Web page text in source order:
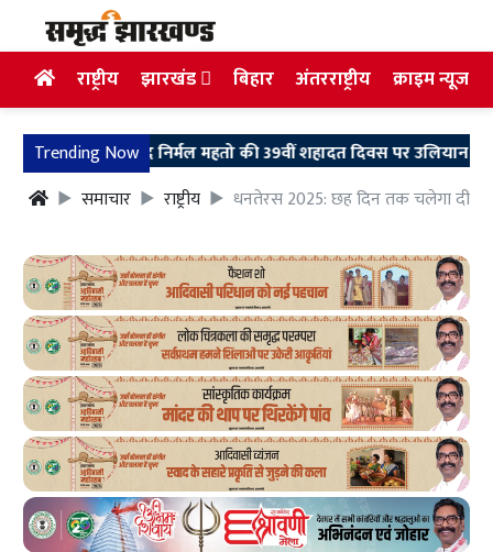
राष्ट्रीय झारखंड बिहार अंतरराष्ट्रीय क्राइम न्यूज
Trending Now
शहीद निर्मल महतो की 39वीं शहादत दिवस पर उलियान पहुंचे
समाचार
राष्ट्रीय धनतेरस 2025: छह दिन तक चलेगा दीप